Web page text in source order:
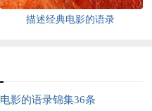
描述经典电影的语录
电影的语录锦集36条